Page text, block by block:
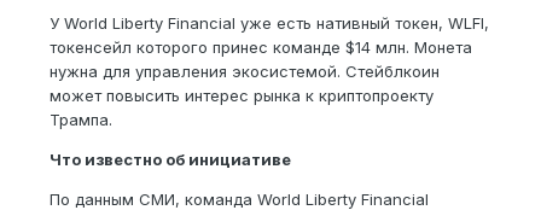
У World Liberty Financial уже есть нативный токен, WLFI,
токенсейл которого принес команде $14 млн. Монета
нужна для управления экосистемой. Стейблкоин
может повысить интерес рынка к криптопроекту
Трампа.
Что известно об инициативе
По данным СМИ, команда World Liberty Financial